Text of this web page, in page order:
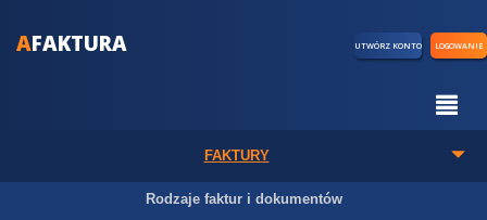
AFAKTURA UTWÓRZ KONTO LOGOWANIE
FAKTURY
Rodzaje faktur i dokumentów